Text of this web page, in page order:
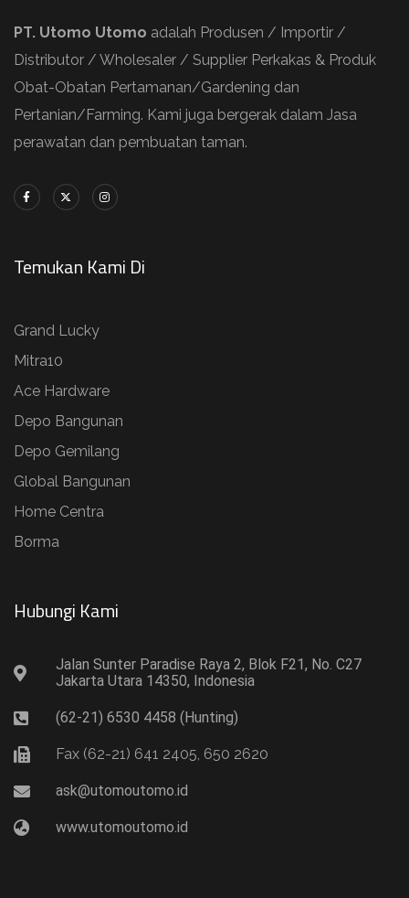
PT. Utomo Utomo adalah Produsen / Importir /
Distributor / Wholesaler / Supplier Perkakas & Produk
Obat-Obatan Pertamanan/Gardening dan
Pertanian/Farming. Kami juga bergerak dalam Jasa
perawatan dan pembuatan taman.
Temukan Kami Di
Grand Lucky
Mitra10
Ace Hardware
Depo Bangunan
Depo Gemilang
Global Bangunan
Home Centra
Borma
Hubungi Kami​
Jalan Sunter Paradise Raya 2, Blok F21, No. C27
Jakarta Utara 14350, Indonesia
(62-21) 6530 4458 (Hunting)
Fax (62-21) 641 2405, 650 2620
ask@utomoutomo.id
www.utomoutomo.id